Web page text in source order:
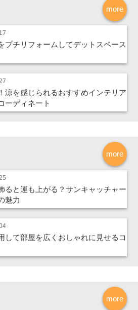
more
プチリフォームしてデットスペース
涼を感じられるおすすめインテリア
ーディネート
more
ると運も上がる？サンキャッチャー
魅力
して部屋を広くおしゃれに見せるコ
more